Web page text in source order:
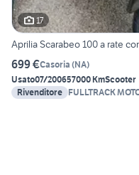
17
Aprilia Scarabeo 100 a rate
699 €Casoria (NA)
Usato07/200657000 KmScooter
Rivenditore FULLTRACK